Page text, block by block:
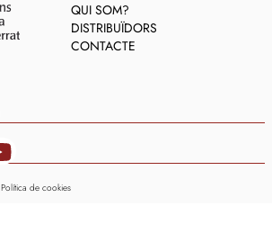
QUI SOM?
DISTRIBUÏDORS
CONTACTE
Política de cookies